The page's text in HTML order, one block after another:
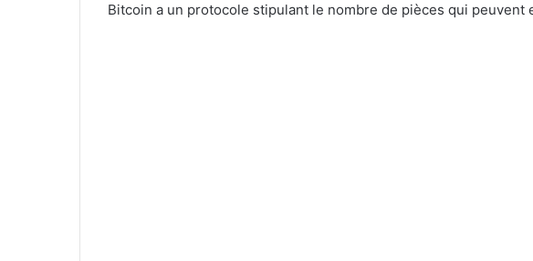
Bitcoin a un protocole stipulant le nombre de pièces qui peuvent